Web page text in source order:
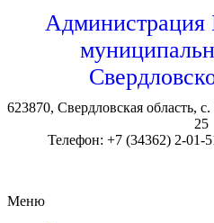
Администрация
623870, Свердловская область,
25
Телефон: +7 (34362) 2-01-
Меню